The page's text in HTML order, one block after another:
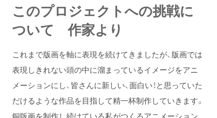
このプロジェクトへの挑戦に
ついて 作家より
これまで版画を軸に表現を続けてきましたが、版画では
表現しきれない頭の中に溜まっているイメージをアニ
メーションにし、皆さんに新しい、面白い！と思っていた
だけるような作品を目指して精一杯制作していきます。